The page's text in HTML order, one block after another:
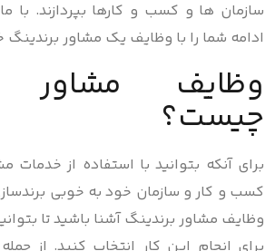
سازمان ها و کسب و کارها بپردازند. با
ادامه شما را با وظایف یک مشاور
وظایف مشاور
چیست؟
برای آنکه بتوانید با استفاده از خدمات
کسب و کار و سازمان خود به خوبی برندسازی
وظایف مشاور برندینگ آشنا باشید تا